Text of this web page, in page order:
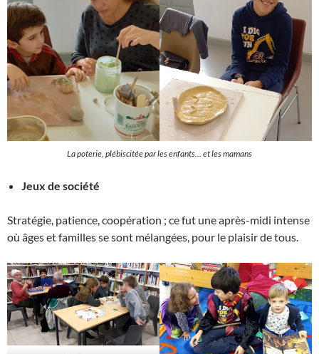
La poterie, plébiscitée par les enfants… et les mamans
Jeux de société
Stratégie, patience, coopération ; ce fut une après-midi intense
où âges et familles se sont mélangées, pour le plaisir de tous.